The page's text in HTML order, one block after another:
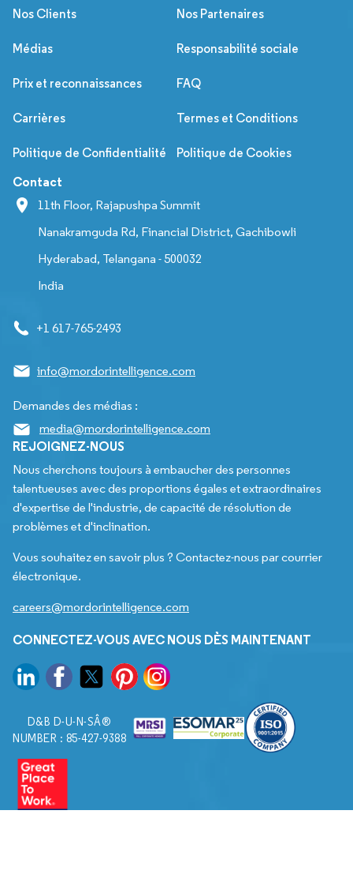
Nos Clients Nos Partenaires
Médias Responsabilité sociale
Prix et reconnaissances FAQ
Carrières Termes et Conditions
Politique de Confidentialité Politique de Cookies
Contact
11th Floor, Rajapushpa Summit
Nanakramguda Rd, Financial District, Gachibowli
Hyderabad, Telangana - 500032
India
+1 617-765-2493
info@mordorintelligence.com
Demandes des médias :
media@mordorintelligence.com
REJOIGNEZ-NOUS
Nous cherchons toujours à embaucher des personnes
talentueuses avec des proportions égales et extraordinaires
d'expertise de l'industrie, de capacité de résolution de
problèmes et d'inclination.
Vous souhaitez en savoir plus ? Contactez-nous par courrier
électronique.
careers@mordorintelligence.com
CONNECTEZ-VOUS AVEC NOUS DÈS MAINTENANT
D&B D-U-N-SÂ®
NUMBER : 85-427-9388